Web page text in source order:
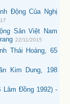
Động Của Nghị
Sản Việt Nam
22/11/2015
Thái Hoàng, 65
Kim Dung, 198
Lâm Đồng 1992) -